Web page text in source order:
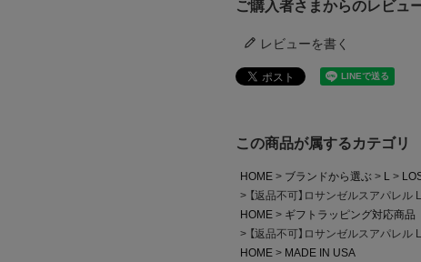
ご購入者さまからのレビュ
レビューを書く
この商品が属するカテゴリ
HOME ブランドから選ぶ L
【返品不可】ロサンゼルスアパレ
HOME
ギフトラッピング対応商品
【返品不可】ロサンゼルスアパレ
HOME
MADE IN USA